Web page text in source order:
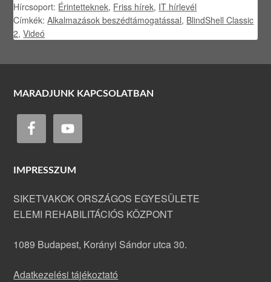
Hírcsoport: Érintetteknek, Friss hírek, IT hírlevél
Címkék:Alkalmazások beszédtámogatással, BlindShell Classic
2,Videó
MARADJUNK KAPCSOLATBAN
IMPRESSZUM
SIKETVAKOK ORSZÁGOS EGYESÜLETE
ELEMI REHABILITÁCIÓS KÖZPONT
1089 Budapest, Korányi Sándor utca 30.
Adatkezelési tájékoztató